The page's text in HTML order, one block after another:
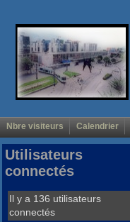
Nbre visiteurs Calendrier
Utilisateurs
connectés
Il y a 136 utilisateurs
connectés